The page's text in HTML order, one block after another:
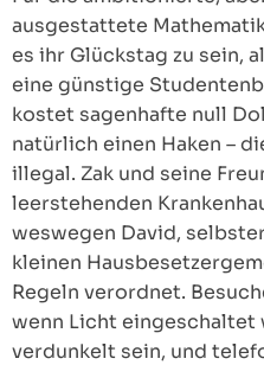
ausgestattete
es ihr Glückstag zu sein,
eine günstige
kostet sagenhafte null
natürlich einen Haken –
illegal. Zak und seine
leerstehenden
weswegen David,
kleinen
Regeln verordnet.
wenn Licht eingeschaltet
verdunkelt sein, und